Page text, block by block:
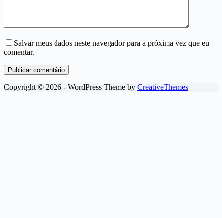
Salvar meus dados neste navegador para a próxima vez que eu
comentar.
Publicar comentário
Copyright © 2026 - WordPress Theme by CreativeThemes